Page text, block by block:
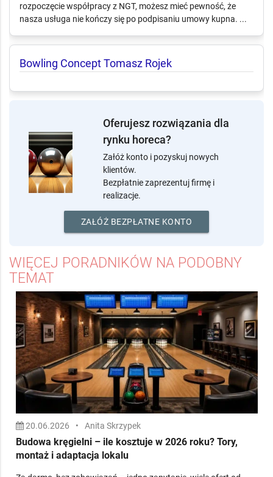
rozpoczęcie współpracy z NGT, możesz mieć pewność, że
nasza usługa nie kończy się po podpisaniu umowy kupna. ...
Bowling Concept Tomasz Rojek
Oferujesz rozwiązania dla
rynku horeca?
Załóż konto i pozyskuj nowych
klientów.
Bezpłatnie zaprezentuj firmę i
realizacje.
ZAŁÓŻ BEZPŁATNE KONTO
WIĘCEJ PORADNIKÓW NA PODOBNY
TEMAT
20.06.2026 • Anita Skrzypek
Budowa kręgielni – ile kosztuje w 2026 roku? Tory,
montaż i adaptacja lokalu